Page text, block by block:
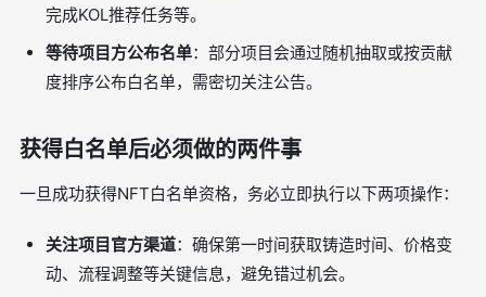
完成KOL推荐任务等。
等待项目方公布名单：部分项目会通过随机抽取或按贡献
度排序公布白名单，需密切关注公告。
获得白名单后必须做的两件事
一旦成功获得NFT白名单资格，务必立即执行以下两项操作：
关注项目官方渠道：确保第一时间获取铸造时间、价格变
动、流程调整等关键信息，避免错过机会。